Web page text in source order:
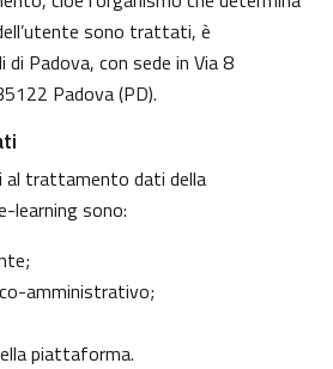
sono trattati, è
di Padova, con sede in Via 8
Padova (PD).
trattamento dati della
learning sono:
amministrativo;
piattaforma.